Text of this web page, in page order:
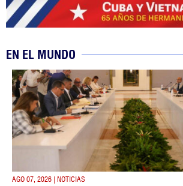
EN EL MUNDO
AGO 07, 2026 | NOTICIAS